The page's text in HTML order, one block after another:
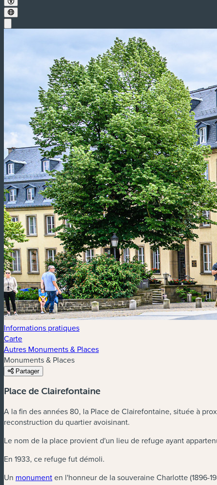
Informations pratiques
Carte
Autres Monuments & Places
Monuments & Places
Partager
Place de Clairefontaine
A la fin des années 80, la Place de Clairefontaine, située à
reconstruction du quartier avoisinant.
Le nom de la place provient d'un lieu de refuge ayant
En 1933, ce refuge fut démoli.
Un monumenten l'honneur de la souveraine Charlotte (1896-